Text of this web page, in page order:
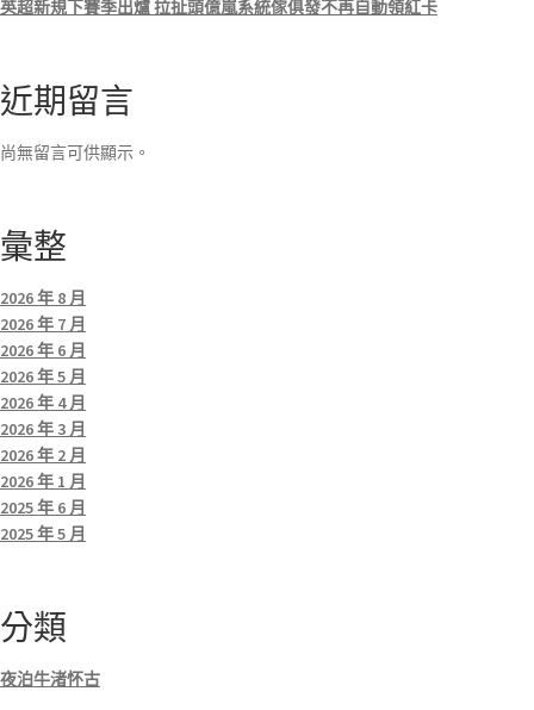
英超新規下賽季出爐 拉扯頭億嵐系統傢俱發不再自動領紅卡
近期留言
尚無留言可供顯示。
彙整
2026 年 8 月
2026 年 7 月
2026 年 6 月
2026 年 5 月
2026 年 4 月
2026 年 3 月
2026 年 2 月
2026 年 1 月
2025 年 6 月
2025 年 5 月
分類
夜泊牛渚怀古